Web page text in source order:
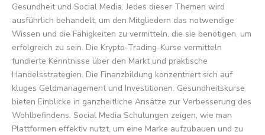
Gesundheit und Social Media. Jedes dieser Themen wird
ausführlich behandelt, um den Mitgliedern das notwendige
Wissen und die Fähigkeiten zu vermitteln, die sie benötigen, um
erfolgreich zu sein. Die Krypto-Trading-Kurse vermitteln
fundierte Kenntnisse über den Markt und praktische
Handelsstrategien. Die Finanzbildung konzentriert sich auf
kluges Geldmanagement und Investitionen. Gesundheitskurse
bieten Einblicke in ganzheitliche Ansätze zur Verbesserung des
Wohlbefindens. Social Media Schulungen zeigen, wie man
Plattformen effektiv nutzt, um eine Marke aufzubauen und zu